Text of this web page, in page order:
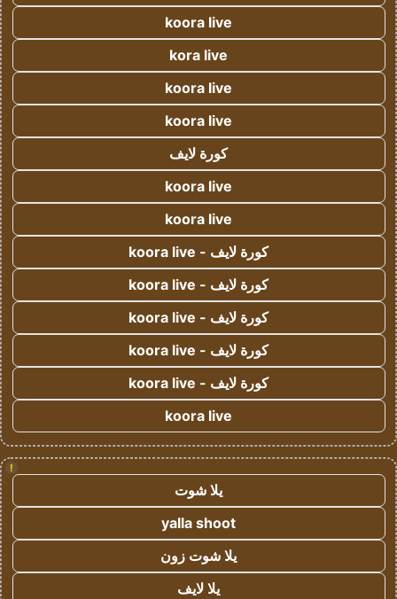
koora live
kora live
koora live
koora live
كورة لايف
koora live
koora live
كورة لايف - koora live
كورة لايف - koora live
كورة لايف - koora live
كورة لايف - koora live
كورة لايف - koora live
koora live
!
يلا شوت
yalla shoot
يلا شوت زون
يلا لايف